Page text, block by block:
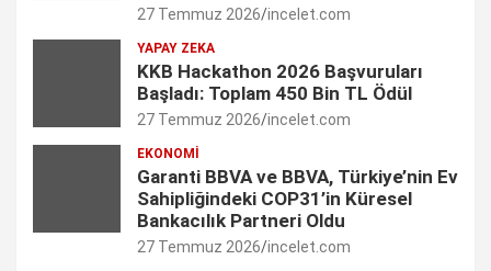
d
n
e
r
b
C
a
n
n
27 Temmuz 2026 incelet.com
YAPAY ZEKA
KKB Hackathon 2026 Başvuruları
Başladı: Toplam 450 Bin TL Ödül
27 Temmuz 2026 incelet.com
EKONOMI
Garanti BBVA ve BBVA, Türkiye’nin Ev
Sahipliğindeki COP31’in Küresel
Bankacılık Partneri Oldu
27 Temmuz 2026 incelet.com